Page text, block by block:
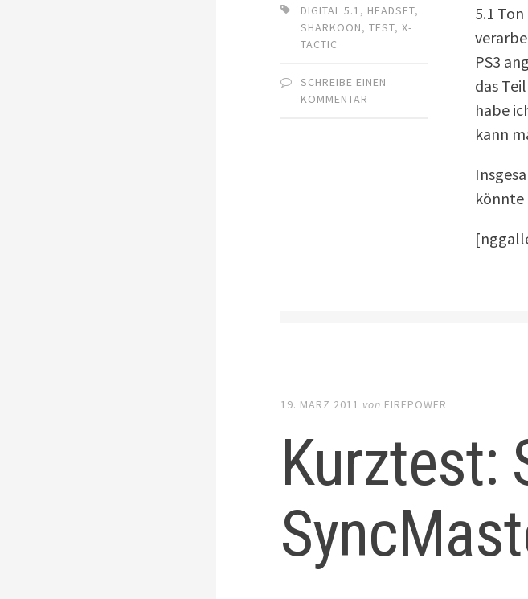
DIGITAL 5.1, HEADSET,
SHARKOON,TEST,X-
TACTIC
SCHREIBE EINEN
KOMMENTAR
5.1
PS3
das
habe
kann
könnte
19. MÄRZ 2011 von FIREPOWER
Kurztest: